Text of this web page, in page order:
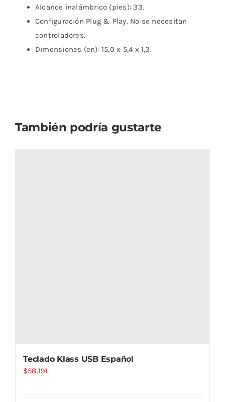
Alcance inalámbrico (pies): 33.
Configuración Plug & Play. No se necesitan
controladores.
Dimensiones (en): 15,0 x 5,4 x 1,3.
También podría gustarte
Teclado Klass USB Español
$58.191